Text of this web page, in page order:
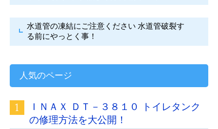
水道管の凍結にご注意ください 水道管破裂す
る前にやっとく事！
人気のページ
ＩＮＡＸ ＤＴ－３８１０ トイレタンク
の修理方法を大公開！